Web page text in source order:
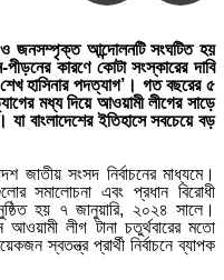
ও জনসম্পৃক্ত আন্দোলনটি সংঘটিত হয়
কারণে কোটা সংস্কারের দাবি
হাসিনার পদত্যাগ’। গত বছরের ৫
মধ্য দিয়ে আওয়ামী লীগের সাড়ে
বাংলাদেশের ইতিহাসে সবচেয়ে বড়
জাতীয় সংসদ নির্বাচনের মাধ্যমে।
সমালোচনা এবং প্রধান বিরোধী
হয় ৭ জানুয়ারি, ২০২৪ সালে।
আওয়ামী লীগ টানা চতুর্থবারের মতো
স্বতন্ত্র প্রার্থী নির্বাচনে ব্যাপক